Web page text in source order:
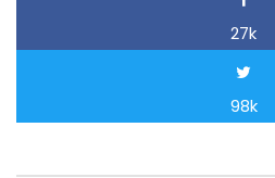
27k
98k